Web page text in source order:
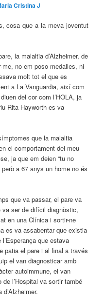
Cristina J
cosa que a la meva joventut
la malaltia d’Alzheimer, de
me, no em poso medalles, ni
molt tot el que es
a La Vanguardia, així com
del cor com l’HOLA, ja
Rita Hayworth es va
que la malaltia
el comportament del meu
ja que em deien “tu no
a 67 anys un home no és
que va passar, el pare va
ser de difícil diagnòstic,
en una Clínica i sortir-ne
es va assabentar que existia
que estava
patia el pare i al final a través
el vandiagnosticar amb
autoimmune, el van
l’Hospital va sortir també